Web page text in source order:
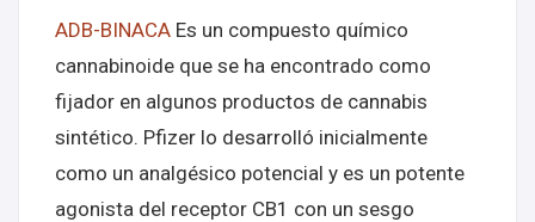
ADB-BINACA Es un compuesto químico
cannabinoide que se ha encontrado como
fijador en algunos productos de cannabis
sintético. Pfizer lo desarrolló inicialmente
como un analgésico potencial y es un potente
agonista del receptor CB1 con un sesgo